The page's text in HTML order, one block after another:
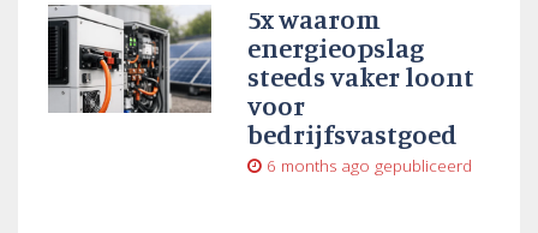
5x waarom
energieopslag
steeds vaker loont
voor
bedrijfsvastgoed
6 months ago gepubliceerd